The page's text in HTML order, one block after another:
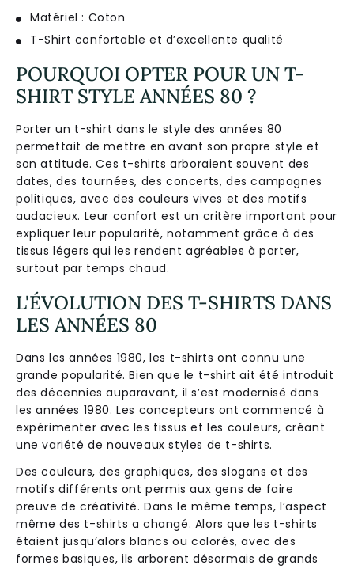
Matériel : Coton
T-Shirt confortable et d’excellente qualité
POURQUOI OPTER POUR UN T-
SHIRT STYLE ANNÉES 80 ?
Porter un t-shirt dans le style des années 80
permettait de mettre en avant son propre style et
son attitude. Ces t-shirts arboraient souvent des
dates, des tournées, des concerts, des campagnes
politiques, avec des couleurs vives et des motifs
audacieux. Leur confort est un critère important pour
expliquer leur popularité, notamment grâce à des
tissus légers qui les rendent agréables à porter,
surtout par temps chaud.
L'ÉVOLUTION DES T-SHIRTS DANS
LES ANNÉES 80
Dans les années 1980, les t-shirts ont connu une
grande popularité. Bien que le t-shirt ait été introduit
des décennies auparavant, il s’est modernisé dans
les années 1980. Les concepteurs ont commencé à
expérimenter avec les tissus et les couleurs, créant
une variété de nouveaux styles de t-shirts.
Des couleurs, des graphiques, des slogans et des
motifs différents ont permis aux gens de faire
preuve de créativité. Dans le même temps, l’aspect
même des t-shirts a changé. Alors que les t-shirts
étaient jusqu’alors blancs ou colorés, avec des
formes basiques, ils arborent désormais de grands